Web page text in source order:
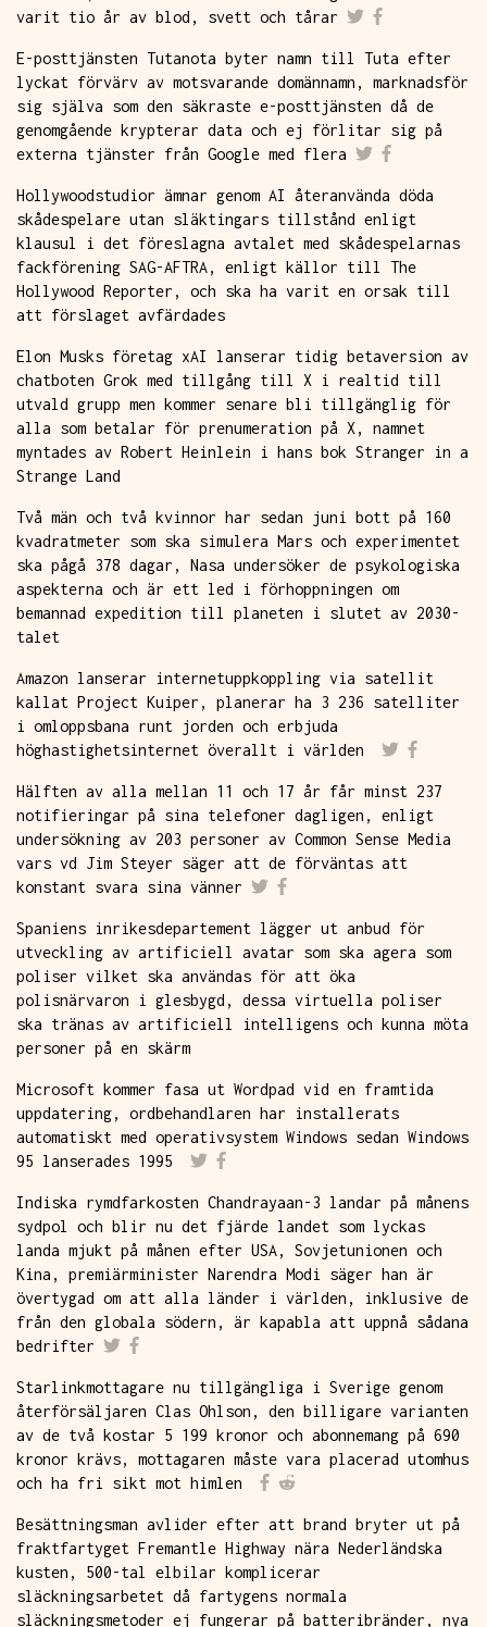
varit tio år av blod, svett och tårar
E-posttjänsten Tutanota byter namn till Tuta efter
lyckat förvärv av motsvarande domännamn, marknadsför
sig själva som den säkraste e-posttjänsten då de
genomgående krypterar data och ej förlitar sig på
externa tjänster från Google med flera
Hollywoodstudior ämnar genom AI återanvända döda
skådespelare utan släktingars tillstånd enligt
klausul i det föreslagna avtalet med skådespelarnas
fackförening SAG-AFTRA, enligt källor till The
Hollywood Reporter, och ska ha varit en orsak till
att förslaget avfärdades
Elon Musks företag xAI lanserar tidig betaversion av
chatboten Grok med tillgång till X i realtid till
utvald grupp men kommer senare bli tillgänglig för
alla som betalar för prenumeration på X, namnet
myntades av Robert Heinlein i hans bok Stranger in a
Strange Land
Två män och två kvinnor har sedan juni bott på 160
kvadratmeter som ska simulera Mars och experimentet
ska pågå 378 dagar, Nasa undersöker de psykologiska
aspekterna och är ett led i förhoppningen om
bemannad expedition till planeten i slutet av 2030-
talet
Amazon lanserar internetuppkoppling via satellit
kallat Project Kuiper, planerar ha 3 236 satelliter
i omloppsbana runt jorden och erbjuda
höghastighetsinternet överallt i världen
Hälften av alla mellan 11 och 17 år får minst 237
notifieringar på sina telefoner dagligen, enligt
undersökning av 203 personer av Common Sense Media
vars vd Jim Steyer säger att de förväntas att
konstant svara sina vänner
Spaniens inrikesdepartement lägger ut anbud för
utveckling av artificiell avatar som ska agera som
poliser vilket ska användas för att öka
polisnärvaron i glesbygd, dessa virtuella poliser
ska tränas av artificiell intelligens och kunna möta
personer på en skärm
Microsoft kommer fasa ut Wordpad vid en framtida
uppdatering, ordbehandlaren har installerats
automatiskt med operativsystem Windows sedan Windows
95 lanserades 1995
Indiska rymdfarkosten Chandrayaan-3 landar på månens
sydpol och blir nu det fjärde landet som lyckas
landa mjukt på månen efter USA, Sovjetunionen och
Kina, premiärminister Narendra Modi säger han är
övertygad om att alla länder i världen, inklusive de
från den globala södern, är kapabla att uppnå sådana
bedrifter
Starlinkmottagare nu tillgängliga i Sverige genom
återförsäljaren Clas Ohlson, den billigare varianten
av de två kostar 5 199 kronor och abonnemang på 690
kronor krävs, mottagaren måste vara placerad utomhus
och ha fri sikt mot himlen
Besättningsman avlider efter att brand bryter ut på
fraktfartyget Fremantle Highway nära Nederländska
kusten, 500-tal elbilar komplicerar
släckningsarbetet då fartygens normala
släckningsmetoder ej fungerar på batteribränder, nya